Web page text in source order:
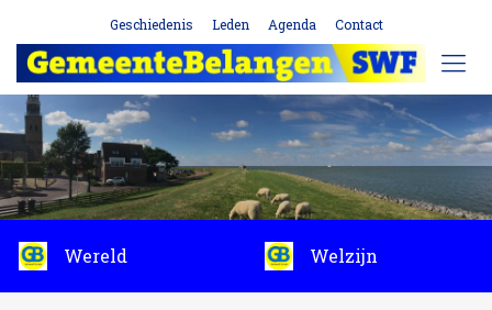
Geschiedenis Leden Agenda Contact
Wereld Welzijn